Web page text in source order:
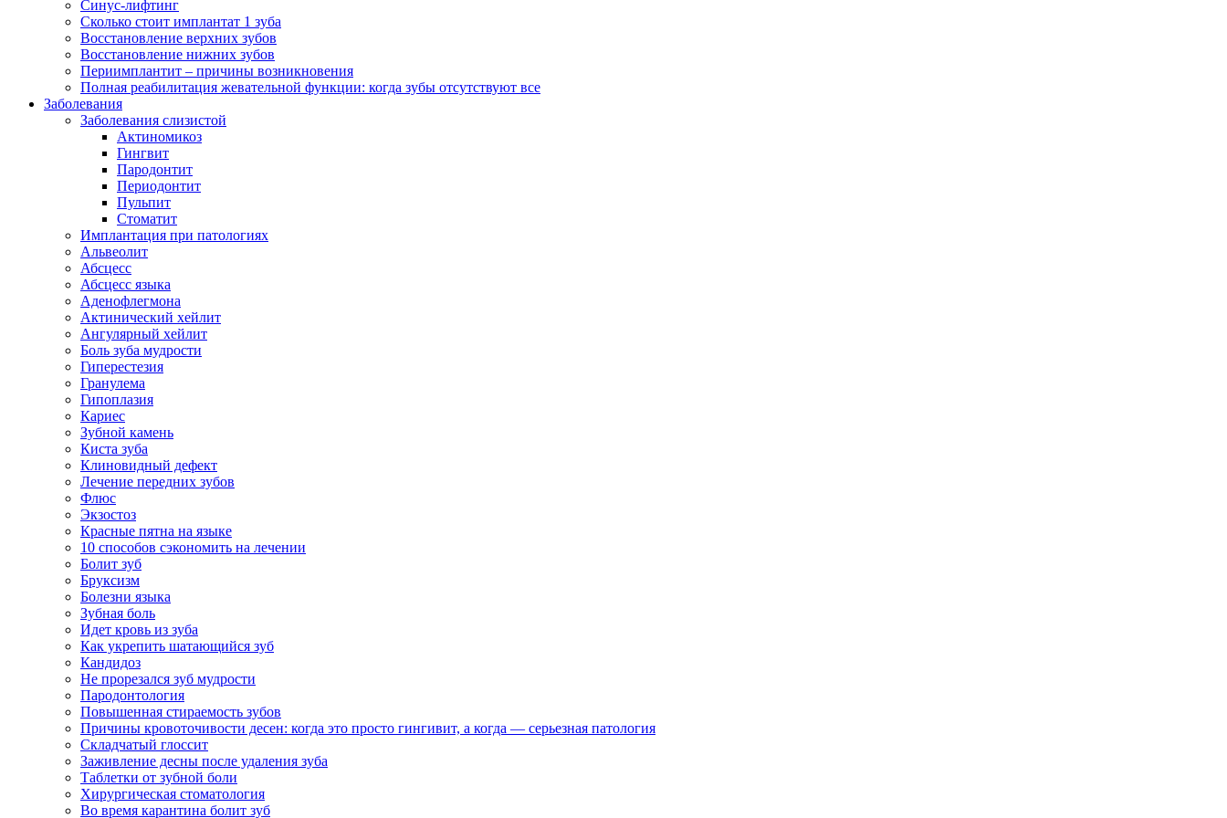
Синус-лифтинг
Сколько стоит имплантат 1 зуба
Восстановление верхних зубов
Восстановление нижних зубов
Периимплантит – причины возникновения
Полная реабилитация жевательной функции: когда зубы отсутствуют все
Заболевания
Заболевания слизистой
Актиномикоз
Гингвит
Пародонтит
Периодонтит
Пульпит
Стоматит
Имплантация при патологиях
Альвеолит
Абсцесс
Абсцесс языка
Аденофлегмона
Актинический хейлит
Ангулярный хейлит
Боль зуба мудрости
Гиперестезия
Гранулема
Гипоплазия
Кариес
Зубной камень
Киста зуба
Клиновидный дефект
Лечение передних зубов
Флюс
Экзостоз
Красные пятна на языке
10 способов сэкономить на лечении
Болит зуб
Бруксизм
Болезни языка
Зубная боль
Идет кровь из зуба
Как укрепить шатающийся зуб
Кандидоз
Не прорезался зуб мудрости
Пародонтология
Повышенная стираемость зубов
Причины кровоточивости десен: когда это просто гингивит, а когда — серьезная патология
Складчатый глоссит
Заживление десны после удаления зуба
Таблетки от зубной боли
Хирургическая стоматология
Во время карантина болит зуб